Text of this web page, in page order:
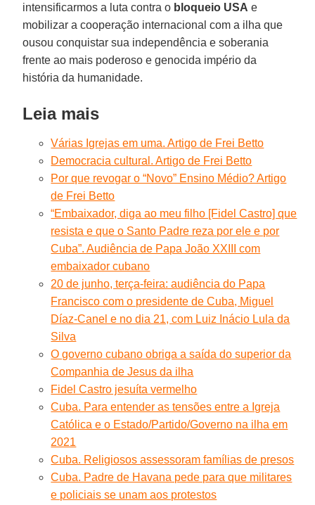
intensificarmos a luta contra o bloqueio USA e
mobilizar a cooperação internacional com a ilha que
ousou conquistar sua independência e soberania
frente ao mais poderoso e genocida império da
história da humanidade.
Leia mais
Várias Igrejas em uma. Artigo de Frei Betto
Democracia cultural. Artigo de Frei Betto
Por que revogar o “Novo” Ensino Médio? Artigo
de Frei Betto
“Embaixador, diga ao meu filho [Fidel Castro] que
resista e que o Santo Padre reza por ele e por
Cuba”. Audiência de Papa João XXIII com
embaixador cubano
20 de junho, terça-feira: audiência do Papa
Francisco com o presidente de Cuba, Miguel
Díaz-Canel e no dia 21, com Luiz Inácio Lula da
Silva
O governo cubano obriga a saída do superior da
Companhia de Jesus da ilha
Fidel Castro jesuíta vermelho
Cuba. Para entender as tensões entre a Igreja
Católica e o Estado/Partido/Governo na ilha em
2021
Cuba. Religiosos assessoram famílias de presos
Cuba. Padre de Havana pede para que militares
e policiais se unam aos protestos